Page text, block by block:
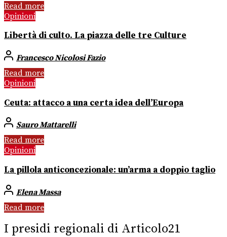
Read more
Opinioni
Libertà di culto. La piazza delle tre Culture
Francesco Nicolosi Fazio
Read more
Opinioni
Ceuta: attacco a una certa idea dell’Europa
Sauro Mattarelli
Read more
Opinioni
La pillola anticoncezionale: un’arma a doppio taglio
Elena Massa
Read more
I presidi regionali di Articolo21